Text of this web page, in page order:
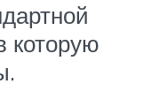
которую